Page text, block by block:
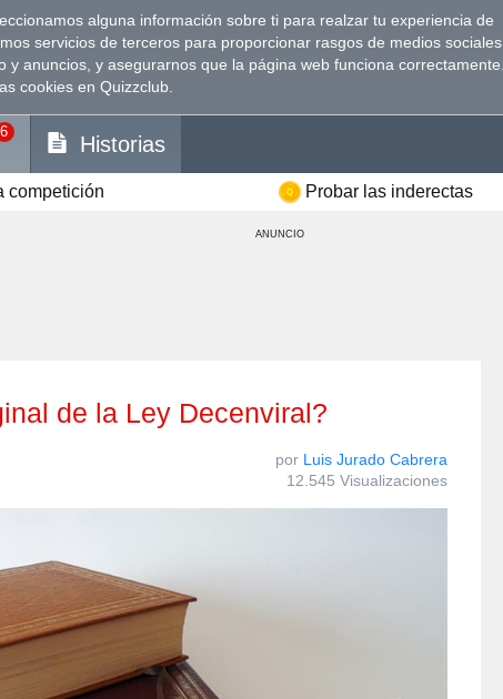
alguna información sobre ti para realzar tu experiencia de
servicios de terceros para proporcionar rasgos de medios sociales,
y anuncios, y asegurarnos que la página web funciona correctamente.
cookies en Quizzclub.
6
Historias
competición Probar las inderectas
ANUNCIO
de la Ley Decenviral?
por Luis Jurado Cabrera
12.545 Visualizaciones